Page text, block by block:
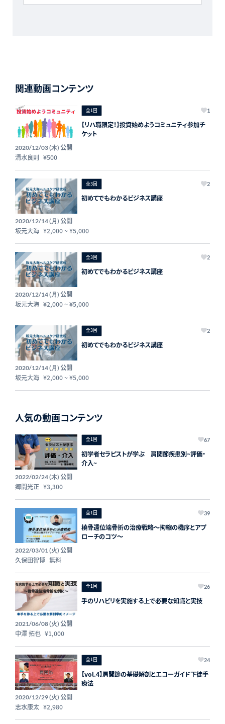
関連動画コンテンツ
全1回 1
【リハ職限定！】投資始めようコミュニティ参加チ
ケット
2020/12/03 (木) 公開
清水良則 ¥500
全3回 2
初めてでもわかるビジネス講座
2020/12/14 (月) 公開
坂元大海 ¥2,000~¥5,000
全3回 2
初めてでもわかるビジネス講座
2020/12/14 (月) 公開
坂元大海 ¥2,000~¥5,000
全3回 2
初めてでもわかるビジネス講座
2020/12/14 (月) 公開
坂元大海 ¥2,000~¥5,000
人気の動画コンテンツ
全1回 67
初学者セラピストが学ぶ 肩関節疾患別~評価・
介入~
2022/02/24 (木) 公開
郷間光正 ¥3,300
全1回 39
橈骨遠位端骨折の治療戦略～拘縮の機序とアプ
ローチのコツ～
2022/03/01 (火) 公開
久保田智博 無料
全1回 26
手のリハビリを実施する上で必要な知識と実技
2021/06/08 (火) 公開
中澤 拓也 ¥1,000
全1回 24
【vol.4】肩関節の基礎解剖とエコーガイド下徒手
療法
2020/12/29 (火) 公開
志水康太 ¥2,980